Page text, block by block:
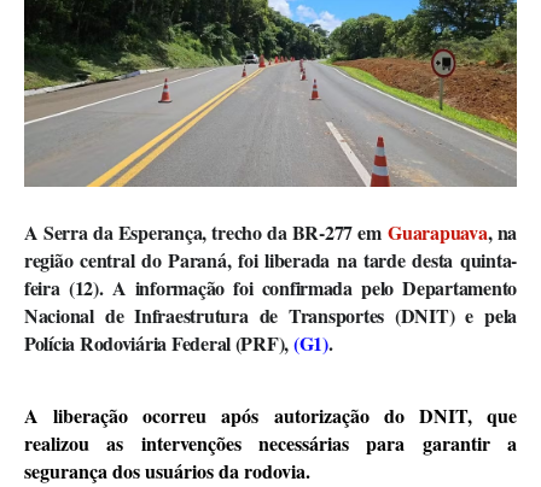
A Serra da Esperança, trecho da BR-277 emGuarapuava, na
região central do Paraná, foi liberada na tarde desta quinta-
feira (12). A informação foi confirmada pelo Departamento
Nacional de Infraestrutura de Transportes (DNIT) e pela
Polícia Rodoviária Federal (PRF),(G1).
A liberação ocorreu após autorização do DNIT, que
realizou as intervenções necessárias para garantir a
segurança dos usuários da rodovia.